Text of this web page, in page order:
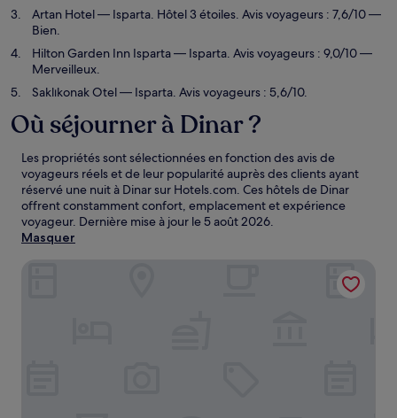
Artan Hotel— Isparta. Hôtel 3 étoiles. Avis voyageurs : 7,6/10 —
Bien.
Hilton Garden Inn Isparta— Isparta. Avis voyageurs : 9,0/10 —
Merveilleux.
Saklıkonak Otel— Isparta. Avis voyageurs : 5,6/10.
Où séjourner à Dinar ?
Les propriétés sont sélectionnées en fonction des avis de
voyageurs réels et de leur popularité auprès des clients ayant
réservé une nuit à Dinar sur Hotels.com. Ces hôtels de Dinar
offrent constamment confort, emplacement et expérience
voyageur. Dernière mise à jour le5 août 2026.
Masquer